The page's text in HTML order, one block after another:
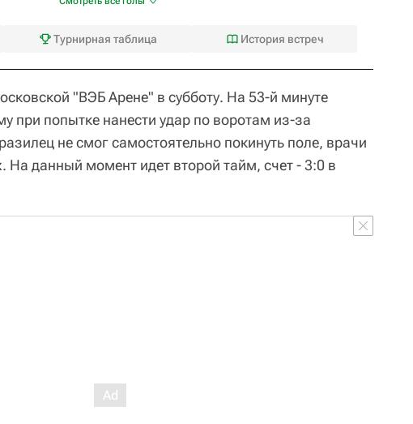
Турнирная таблица История встреч
"ВЭБ Арене" в субботу. На 53-й минуте
при попытке нанести удар по воротам из-за
не смог самостоятельно покинуть поле, врачи
На данный момент идет второй тайм, счет - 3:0 в